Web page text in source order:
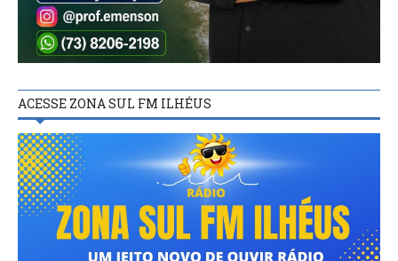
ACESSE ZONA SUL FM ILHÉUS